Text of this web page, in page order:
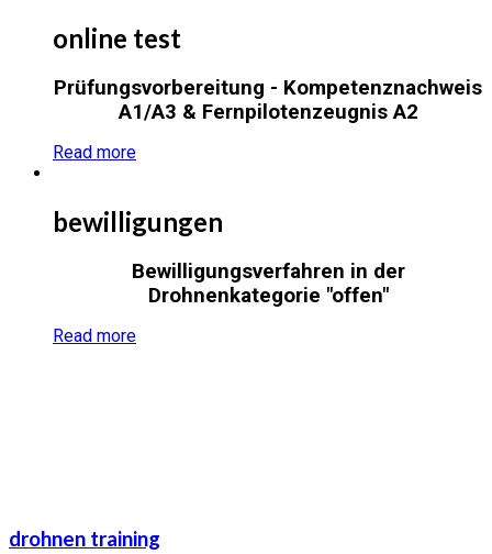
online test
Prüfungsvorbereitung - Kompetenznachweis
A1/A3 & Fernpilotenzeugnis A2
Read more
bewilligungen
Bewilligungsverfahren in der
Drohnenkategorie "offen"
Read more
drohnen training